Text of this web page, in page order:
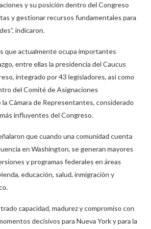
y su posición dentro del Congreso
y gestionar recursos fundamentales para
indicaron.
que actualmente ocupa importantes
entre ellas la presidencia del Caucus
integrado por 43 legisladores, así como
del Comité de Asignaciones
Cámara de Representantes, considerado
influyentes del Congreso.
que cuando una comunidad cuenta
en Washington, se generan mayores
y programas federales en áreas
educación, salud, inmigración y
capacidad, madurez y compromiso con
decisivos para Nueva York y para la